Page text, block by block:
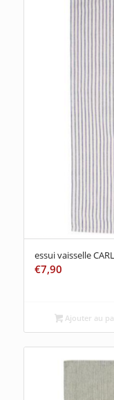
essui vaisselle
€7,90
Ajouter au